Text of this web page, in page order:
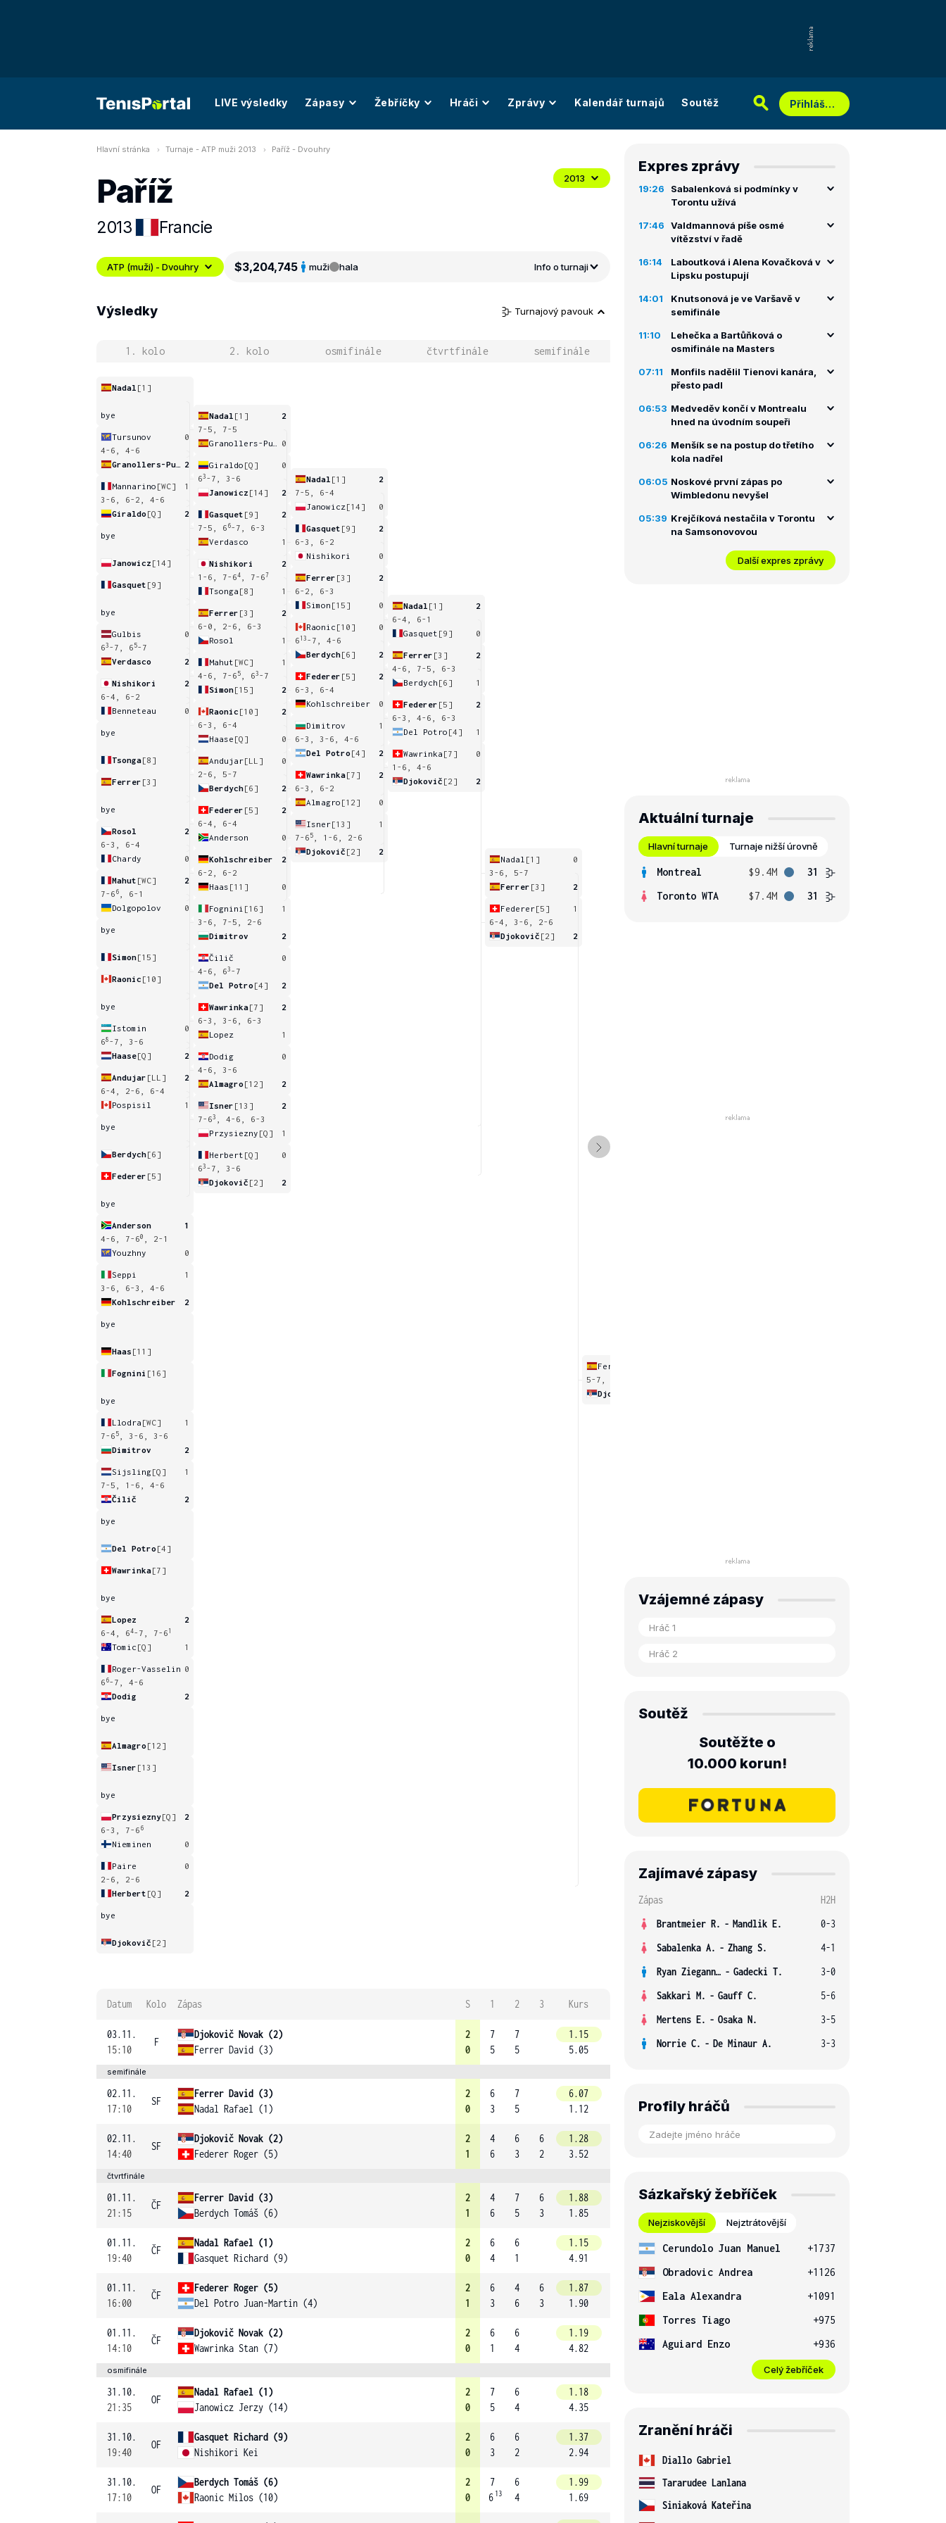
LIVE výsledky Zápasy Žebříčky Hráči Zprávy Kalendář turnajů Soutěž Přihlášení
Hlavní stránka Turnaje - ATP muži 2013 Paříž - Dvouhry
Paříž
2013 Francie
2013
ATP (muži) - Dvouhry $3,204,745 muži hala Info o turnaji
Výsledky Turnajový pavouk
1. kolo 2. kolo osmifinále čtvrtfinále semifinále finále
Nadal [1]
bye
Tursunov
0
4-6, 4-6
2
Mannarino [WC]
1
3-6, 6-2, 4-6
Giraldo [Q] 2
bye
Janowicz [14]
Gasquet [9]
bye
Gulbis
0
63 -7, 6 5-7
Verdasco
2
Nishikori
2
6-4, 6-2
Benneteau
0
bye
Tsonga[8]
Ferrer [3]
bye
Rosol
2
6-3, 6-4
Chardy
0
Mahut [WC]
2
7-6 6
, 6-1
Dolgopolov
0
bye
Simon[15]
Raonic [10]
bye
Istomin
0
68 -7, 3-6
Haase[Q] 2
Andujar [LL]
2
6-4, 2-6, 6-4
Pospisil
1
bye
Berdych[6]
Federer [5]
bye
Anderson
1
4-6, 7-60
, 2-1
Youzhny
0
Seppi
1
3-6, 6-3, 4-6
Kohlschreiber
2
bye
Haas [11]
Fognini [16]
bye
Llodra [WC]
1
7-6 5
, 3-6, 3-6
Dimitrov
2
Sijsling[Q]
1
7-5, 1-6, 4-6
Čilič
2
bye
Del Potro [4]
Wawrinka[7]
bye
Lopez
2
6-4, 64-7, 7-6 1
Tomic [Q] 1
Roger-Vasselin 0
6 6-7, 4-6
Dodig
2
bye
Almagro [12]
Isner [13]
bye
Przysiezny[Q]
2
6-3, 7-6 6
Nieminen 0
Paire
0
2-6, 2-6
Herbert [Q] 2
bye
Djokovič [2]
Nadal [1]
2
7-5, 7-5
0
Giraldo [Q]
0
63 -7, 3-6
Janowicz [14] 2
Gasquet [9]
2
7-5, 6 6-7, 6-3
Verdasco
1
Nishikori
2
1-6, 7-64 , 7-67
Tsonga [8] 1
Ferrer [3]
2
6-0, 2-6, 6-3
Rosol
1
Mahut [WC]
1
4-6, 7-6 5 , 63 -7
Simon[15] 2
Raonic [10]
2
6-3, 6-4
Haase [Q] 0
Andujar[LL]
0
2-6, 5-7
Berdych[6] 2
Federer [5]
2
6-4, 6-4
Anderson
0
Kohlschreiber
2
6-2, 6-2
Haas [11] 0
Fognini [16]
1
3-6, 7-5, 2-6
Dimitrov
2
Čilič
0
4-6, 63 -7
Del Potro [4] 2
Wawrinka[7]
2
6-3, 3-6, 6-3
Lopez
1
Dodig
0
4-6, 3-6
Almagro [12] 2
Isner [13]
2
7-63
, 4-6, 6-3
Przysiezny [Q] 1
Herbert [Q]
0
63 -7, 3-6
Djokovič [2] 2
Nadal [1]
2
7-5, 6-4
Janowicz [14] 0
Gasquet [9]
2
6-3, 6-2
Nishikori
0
Ferrer [3]
2
6-2, 6-3
Simon [15] 0
Raonic [10]
0
6 13 -7, 4-6
Berdych[6] 2
Federer [5]
2
6-3, 6-4
Kohlschreiber
0
Dimitrov
1
6-3, 3-6, 4-6
Del Potro [4] 2
Wawrinka[7]
2
6-3, 6-2
Almagro [12] 0
Isner[13]
1
7-6 5
, 1-6, 2-6
Djokovič [2] 2
Nadal [1]
2
6-4, 6-1
Gasquet [9] 0
Ferrer [3]
2
4-6, 7-5, 6-3
Berdych [6] 1
Federer [5]
2
6-3, 4-6, 6-3
Del Potro [4] 1
Wawrinka [7]
0
1-6, 4-6
Djokovič [2] 2
Nadal [1]
0
3-6, 5-7
Ferrer [3] 2
Federer[5]
1
6-4, 3-6, 2-6
Djokovič [2] 2
Ferrer
5-7, 5-7
Djokovič
Datum Kolo Zápas S 1 2 3 Kurs
03.11.
15:10
F
Djokovič Novak (2)
Ferrer David (3)
2
0
7
5
7
5
1.15
5.05
semifinále
02.11.
17:10
SF
Ferrer David (3)
Nadal Rafael (1)
2
0
6
3
7
5
6.07
1.12
02.11.
14:40
SF
Djokovič Novak (2)
Federer Roger (5)
2
1
4
6
6
3
6
2
1.28
3.52
čtvrtfinále
01.11.
21:15
ČF
Ferrer David (3)
Berdych Tomáš (6)
2
1
4
6
7
5
6
3
1.88
1.85
01.11.
19:40
ČF
Nadal Rafael (1)
Gasquet Richard (9)
2
0
6
4
6
1
1.15
4.91
01.11.
16:00
ČF
Federer Roger (5)
Del Potro Juan-Martin (4)
2
1
6
3
4
6
6
3
1.87
1.90
01.11.
14:10
ČF
Djokovič Novak (2)
Wawrinka Stan (7)
2
0
6
1
6
4
1.19
4.82
osmifinále
31.10.
21:35
OF
Nadal Rafael (1)
Janowicz Jerzy (14)
2
0
7
5
6
4
1.18
4.35
31.10.
19:40
OF
Gasquet Richard (9)
Nishikori Kei
2
0
6
3
6
2
1.37
2.94
31.10.
17:10
OF
Berdych Tomáš (6)
Raonic Milos (10)
2
0
7
6 13
6
4
1.99
1.69
Expres zprávy
19:26
Sabalenková si podmínky v
Torontu užívá
17:46
Valdmannová píše osmé
vítězství v řadě
16:14
Laboutková i Alena Kovačková v
Lipsku postupují
14:01
Knutsonová je ve Varšavě v
semifinále
11:10
Lehečka a Bartůňková o
osmifinále na Masters
07:11
Monfils nadělil Tienovi kanára,
přesto padl
06:53 Medveděv končí v Montrealu
hned na úvodním soupeři
06:26 Menšík se na postup do třetího
kola nadřel
06:05 Noskové první zápas po
Wimbledonu nevyšel
05:39 Krejčíková nestačila v Torontu
na Samsonovovou
Další expres zprávy
Aktuální turnaje
Hlavní turnaje Turnaje nižší úrovně
Montreal $9.4M
31
Toronto WTA
$7.4M 31
Vzájemné zápasy
Soutěž
Soutěžte o
10.000 korun!
Zajímavé zápasy
Zápas
H2H
Brantmeier R. - Mandlik E.
0-3
Sabalenka A. - Zhang S.
4-1
Ryan Ziegann S. - Gadecki T.
3-0
Sakkari M. - Gauff C.
5-6
Mertens E. - Osaka N.
3-5
Norrie C. - De Minaur A. 3-3
Profily hráčů
Sázkařský žebříček
Nejziskovější Nejztrátovější
Cerundolo Juan Manuel
+1737
Obradovic Andrea
+1126
Eala Alexandra
+1091
Torres Tiago
+975
Aguiard Enzo
+936
Celý žebříček
Zranění hráči
Diallo Gabriel
Tararudee Lanlana
Siniaková Kateřina